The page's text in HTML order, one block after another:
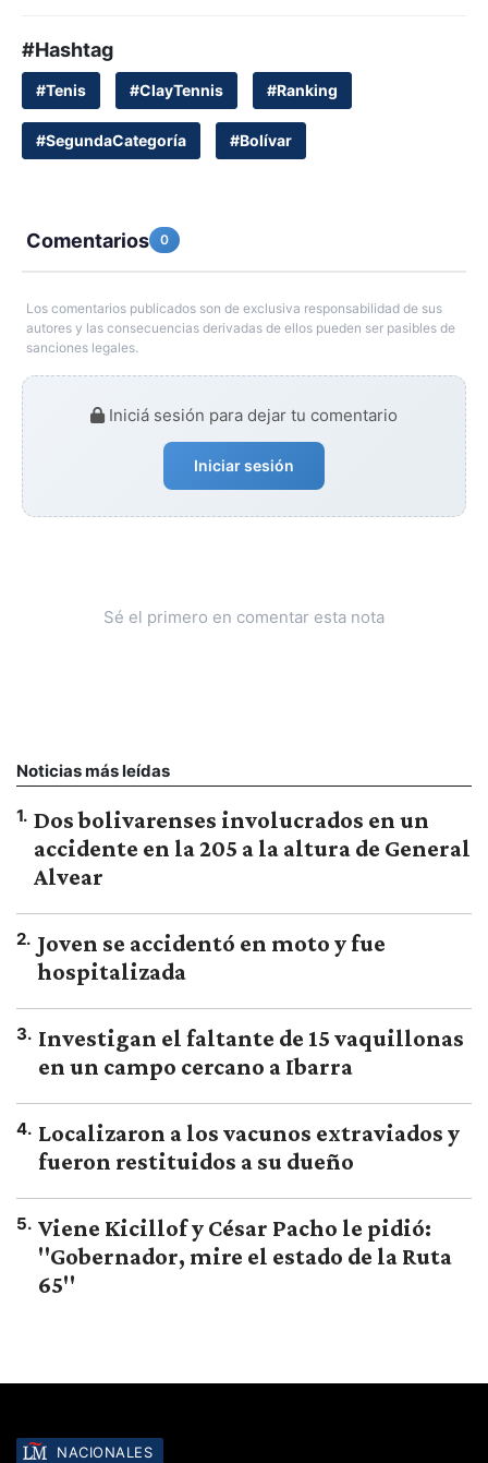
#Hashtag
#Tenis #ClayTennis #Ranking
#SegundaCategoría #Bolívar
Comentarios 0
Los comentarios publicados son de exclusiva responsabilidad de sus
autores y las consecuencias derivadas de ellos pueden ser pasibles de
sanciones legales.
Iniciá sesión para dejar tu comentario
Iniciar sesión
Sé el primero en comentar esta nota
Noticias más leídas
1. Dos bolivarenses involucrados en un
accidente en la 205 a la altura de General
Alvear
2. Joven se accidentó en moto y fue
hospitalizada
3. Investigan el faltante de 15 vaquillonas
en un campo cercano a Ibarra
4. Localizaron a los vacunos extraviados y
fueron restituidos a su dueño
5. Viene Kicillof y César Pacho le pidió:
"Gobernador, mire el estado de la Ruta
65"
NACIONALES